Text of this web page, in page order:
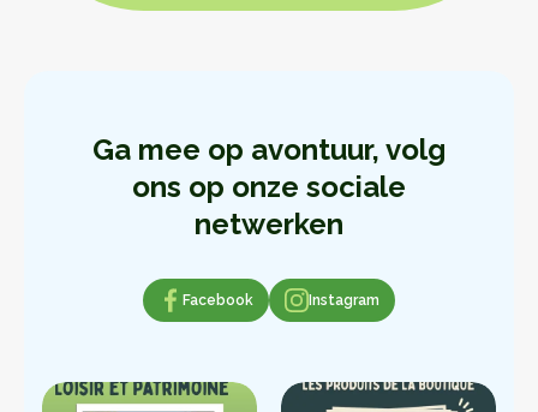
Ga mee op avontuur, volg
ons op onze sociale
netwerken
Facebook Instagram
Instagram